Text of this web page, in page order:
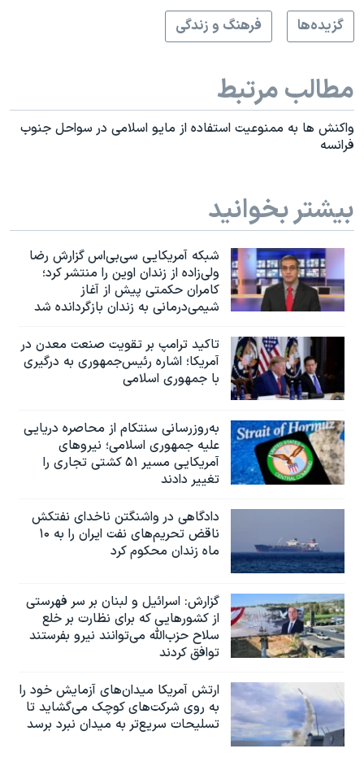
گزيده‌ها
فرهنگ و زندگی
مطالب مرتبط
واکنش ها به ممنوعیت استفاده از مایو اسلامی در سواحل جنوب
فرانسه
بیشتر بخوانید
شبکه آمریکایی سی‌بی‌‌اس گزارش رضا
ولی‌زاده از زندان اوین را منتشر کرد؛
کامران حکمتی پیش از آغاز
شیمی‌درمانی به زندان بازگردانده شد
تاکید ترامپ بر تقویت صنعت معدن در
آمریکا؛ اشاره رئیس‌جمهوری به درگیری
با جمهوری اسلامی
به‌روزرسانی سنتکام از محاصره دریایی
علیه جمهوری اسلامی؛ نیروهای
آمریکایی مسیر ۵۱ کشتی تجاری را
تغییر دادند
دادگاهی در واشنگتن ناخدای نفتکش
ناقض تحریم‌های نفت ایران را به ۱۰
ماه زندان محکوم کرد
گزارش‌: اسرائيل و لبنان بر سر فهرستی
از کشورهایی که برای نظارت بر خلع
سلاح حزب‌الله می‌توانند نیرو بفرستند
توافق کردند
ارتش آمریکا میدان‌های آزمایش خود را
به روی شرکت‌های کوچک می‌گشاید تا
تسلیحات سریع‌تر به میدان نبرد برسد